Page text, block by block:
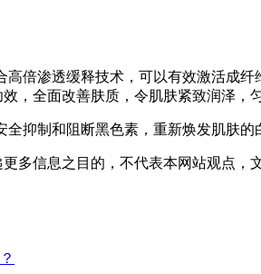
高倍渗透缓释技术，可以有效激活成
，全面改善肤质，令肌肤紧致润泽，
全抑制和阻断黑色素，重新焕发肌肤
多信息之目的，不代表本网站观点，